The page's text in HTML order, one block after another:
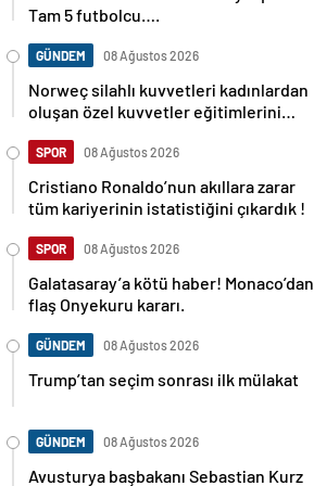
Tam 5 futbolcu….
GÜNDEM 08 Ağustos 2026
Norweç silahlı kuvvetleri kadınlardan
oluşan özel kuvvetler eğitimlerini
SPOR 08 Ağustos 2026
Cristiano Ronaldo’nun akıllara zarar
tüm kariyerinin istatistiğini çıkardık !
SPOR 08 Ağustos 2026
Galatasaray’a kötü haber! Monaco’dan
flaş Onyekuru kararı.
GÜNDEM 08 Ağustos 2026
Trump’tan seçim sonrası ilk mülakat
GÜNDEM 08 Ağustos 2026
Avusturya başbakanı Sebastian Kurz